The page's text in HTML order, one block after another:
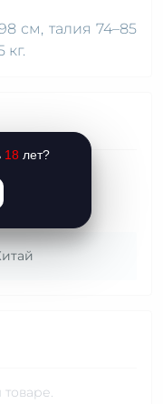
см, талия 74–85
кг.
(Китай)
товаре.
18 лет?